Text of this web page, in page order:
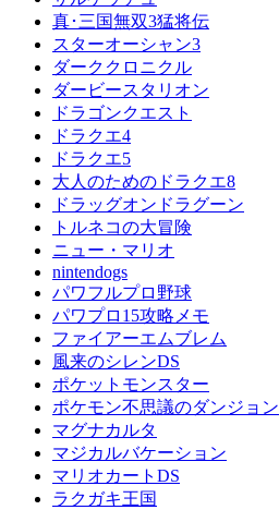
真･三国無双3猛将伝
スターオーシャン3
ダーククロニクル
ダービースタリオン
ドラゴンクエスト
ドラクエ4
ドラクエ5
大人のためのドラクエ8
ドラッグオンドラグーン
トルネコの大冒険
ニュー・マリオ
nintendogs
パワフルプロ野球
パワプロ15攻略メモ
ファイアーエムブレム
風来のシレンDS
ポケットモンスター
ポケモン不思議のダンジョン
マグナカルタ
マジカルバケーション
マリオカートDS
ラクガキ王国